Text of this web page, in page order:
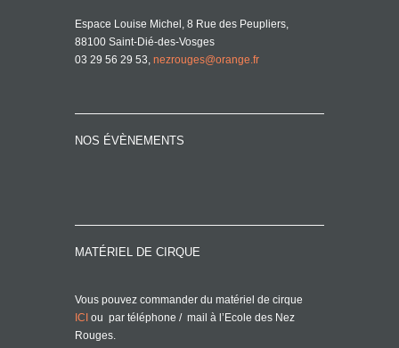
Espace Louise Michel, 8 Rue des Peupliers,
88100 Saint-Dié-des-Vosges
03 29 56 29 53, nezrouges@orange.fr
NOS ÉVÈNEMENTS
MATÉRIEL DE CIRQUE
Vous pouvez commander du matériel de cirque
ICI ou par téléphone / mail à l’Ecole des Nez
Rouges.